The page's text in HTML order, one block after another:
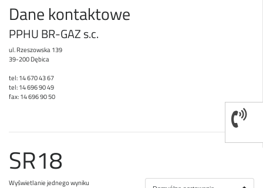
Dane kontaktowe
PPHU BR-GAZ s.c.
ul. Rzeszowska 139
39-200 Dębica
tel: 14 670 43 67
tel: 14 696 90 49
fax: 14 696 90 50
SR18
Wyświetlanie jednego wyniku